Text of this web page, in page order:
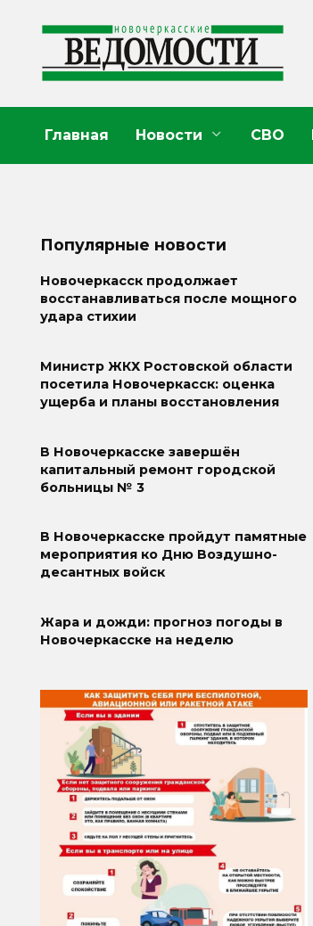
содержанию
Главная Новости СВО
Популярные новости
Новочеркасск продолжает
восстанавливаться после мощного
удара стихии
Министр ЖКХ Ростовской области
посетила Новочеркасск: оценка
ущерба и планы восстановления
В Новочеркасске завершён
капитальный ремонт городской
больницы № 3
В Новочеркасске пройдут памятные
мероприятия ко Дню Воздушно-
десантных войск
Жара и дожди: прогноз погоды в
Новочеркасске на неделю